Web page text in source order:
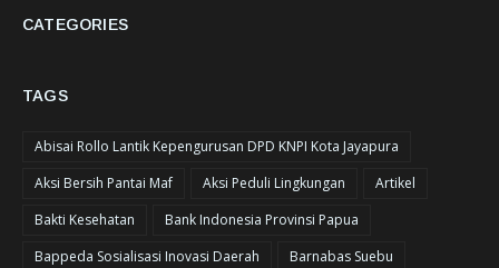
CATEGORIES
TAGS
Abisai Rollo Lantik Kepengurusan DPD KNPI Kota Jayapura
Aksi Bersih Pantai Maf
Aksi Peduli Lingkungan
Artikel
Bakti Kesehatan
Bank Indonesia Provinsi Papua
Bappeda Sosialisasi Inovasi Daerah
Barnabas Suebu